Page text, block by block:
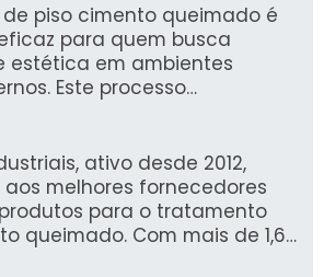
piso cimento queimado é
para quem busca
estética em ambientes
Este processo
mais fácil de limpar, ideal
alto tráfego.
ativo desde 2012,
melhores fornecedores
para o tratamento
queimado. Com mais de 1,6